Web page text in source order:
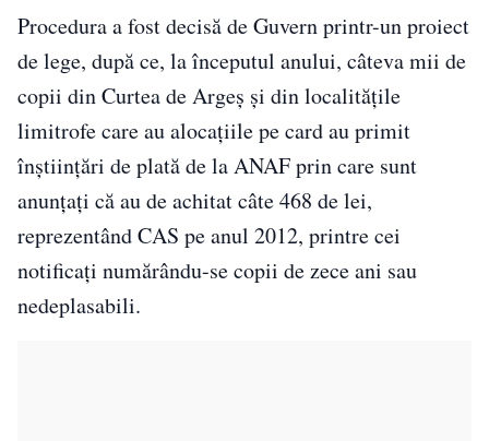
Procedura a fost decisă de Guvern printr-un proiect
de lege, după ce, la începutul anului, câteva mii de
copii din Curtea de Argeş şi din localităţile
limitrofe care au alocaţiile pe card au primit
înştiinţări de plată de la ANAF prin care sunt
anunţaţi că au de achitat câte 468 de lei,
reprezentând CAS pe anul 2012, printre cei
notificaţi numărându-se copii de zece ani sau
nedeplasabili.